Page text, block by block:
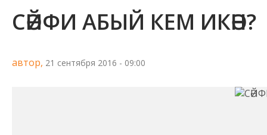
СӘЙФИ АБЫЙ КЕМ ИКӘН?
автор, 21 сентября 2016 - 09:00